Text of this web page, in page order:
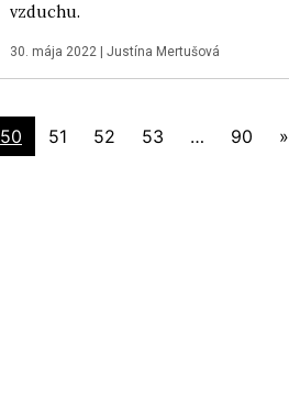
vzduchu.
30. mája 2022 | Justína Mertušová
50 51 52 53 … 90 »